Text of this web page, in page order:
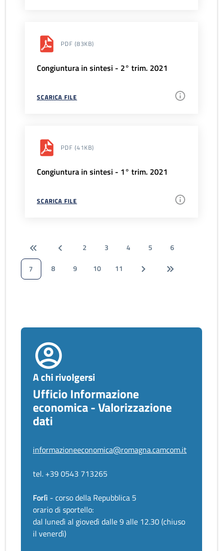
PDF (83KB)
Congiuntura in sintesi - 2° trim. 2021
SCARICA FILE
PDF (41KB)
Congiuntura in sintesi - 1° trim. 2021
SCARICA FILE
2 3 4 5
6
7
8 9 10 11
A chi rivolgersi
Ufficio Informazione
economica - Valorizzazione
dati
informazioneeconomica@romagna.camcom.it
tel. +39 0543 713265
Forlì - corso della Repubblica 5
orario di sportello:
dal lunedì al giovedì dalle 9 alle 12.30 (chiuso
il venerdì)